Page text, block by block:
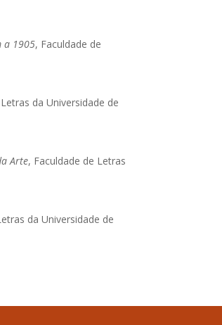
a 1905, Faculdade de
da Universidade de
Arte, Faculdade de Letras
da Universidade de